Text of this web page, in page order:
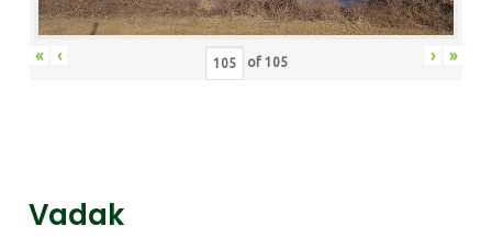
« ‹ of 105 › »
Vadak